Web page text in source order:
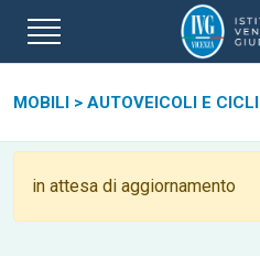
MOBILI > AUTOVEICOLI E CICLI
in attesa di aggiornamento